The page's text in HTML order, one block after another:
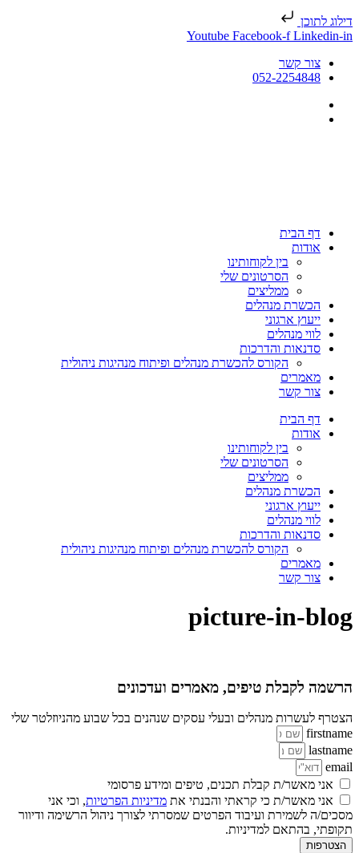
דילוג לתוכן
Youtube Facebook-f Linkedin-in
צור קשר
052-2254848
דף הבית
אודות
בין לקוחותינו
הסרטונים שלי
ממליצים
הכשרת מנהלים
ייעוץ ארגוני
לווי מנהלים
סדנאות והדרכות
הקורס להכשרת מנהלים ופיתוח מנהיגות ניהולית
מאמרים
צור קשר
דף הבית
אודות
בין לקוחותינו
הסרטונים שלי
ממליצים
הכשרת מנהלים
ייעוץ ארגוני
לווי מנהלים
סדנאות והדרכות
הקורס להכשרת מנהלים ופיתוח מנהיגות ניהולית
מאמרים
צור קשר
picture-in-blog
הרשמה לקבלת טיפים, מאמרים ועדכונים
הצטרף לעשרות מנהלים ובעלי עסקים שנהנים בכל שבוע מהניוזלטר שלי
firstname
lastname
email
אני מאשר/ת קבלת תכנים, טיפים ומידע פרסומי
אני מאשר/ת כי קראתי והבנתי את מדיניות הפרטיות, וכי אני
מסכים/ה לשמירת ועיבוד הפרטים שמסרתי לצורך ניהול הרשימה ודיוור
תקופתי, בהתאם למדיניות.
הצטרפות